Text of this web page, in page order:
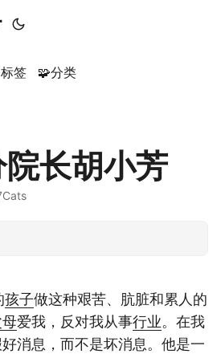
标签 🧩分类
长胡小芳
孩子做这种艰苦、肮脏和累人的
爱我，反对我从事行业。在我
好消息，而不是坏消息。他是一